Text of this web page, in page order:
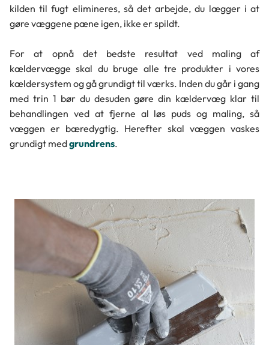
kilden til fugt elimineres, så det arbejde, du lægger i at
gøre væggene pæne igen, ikke er spildt.
For at opnå det bedste resultat ved maling af
kældervægge skal du bruge alle tre produkter i vores
kældersystem og gå grundigt til værks. Inden du går i gang
med trin 1 bør du desuden gøre din kældervæg klar til
behandlingen ved at fjerne al løs puds og maling, så
væggen er bæredygtig. Herefter skal væggen vaskes
grundigt medgrundrens.